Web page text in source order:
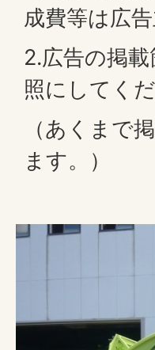
成費等は広
2.広告の掲
照にしてくだ
（あくまで
ます。）